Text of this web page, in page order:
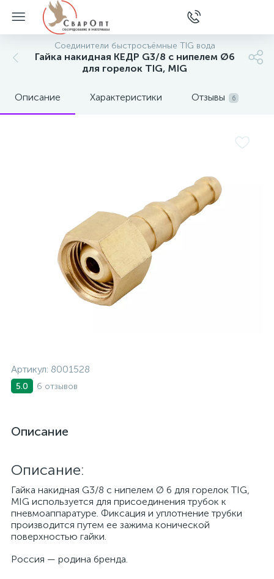
Соединители быстросъёмные TIG вода
Гайка накидная КЕДР G3/8 с нипелем Ø6
для горелок TIG, MIG
Описание Характеристики Отзывы 6
Артикул: 8001528
5.0 6 отзывов
Описание
Описание:
Гайка накидная G3/8 с нипелем Ø 6 для горелок TIG,
MIG используется для присоединения трубок к
пневмоаппаратуре. Фиксация и уплотнение трубки
производится путем ее зажима конической
поверхностью гайки.
Россия — родина бренда.